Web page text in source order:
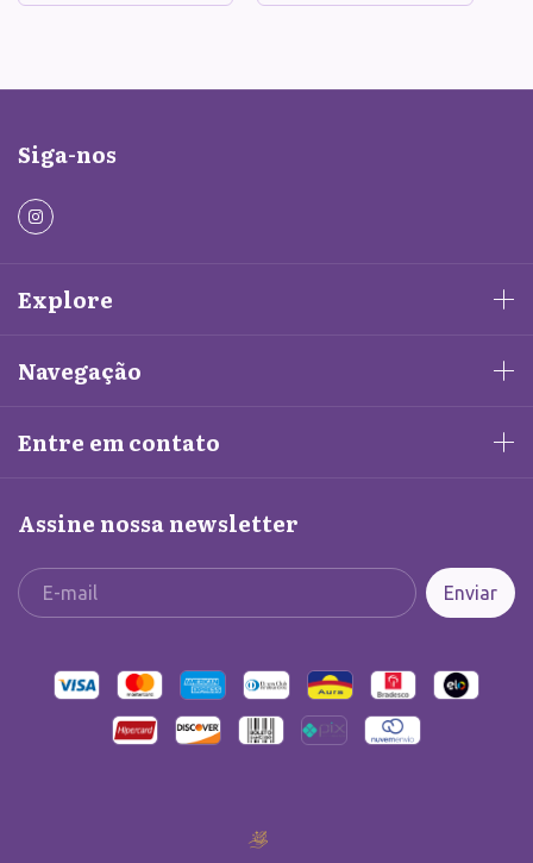
Siga-nos
Explore
Navegação
Entre em contato
Assine nossa newsletter